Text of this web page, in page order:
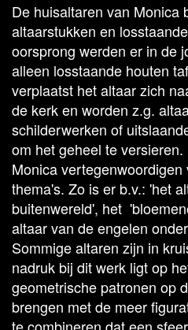
De huisaltaren van Monica
altaarstukken en
oorsprong werden er in de
alleen losstaande houten
verplaatst het altaar zich
de kerk en worden z.g.
schilderwerken of
om het geheel te
Monica vertegenwoordigen
thema's. Zo is er b.v.: 'het
buitenwereld', het
altaar van de engelen
Sommige altaren zijn in
nadruk bij dit werk ligt op
geometrische patronen op
brengen met de meer